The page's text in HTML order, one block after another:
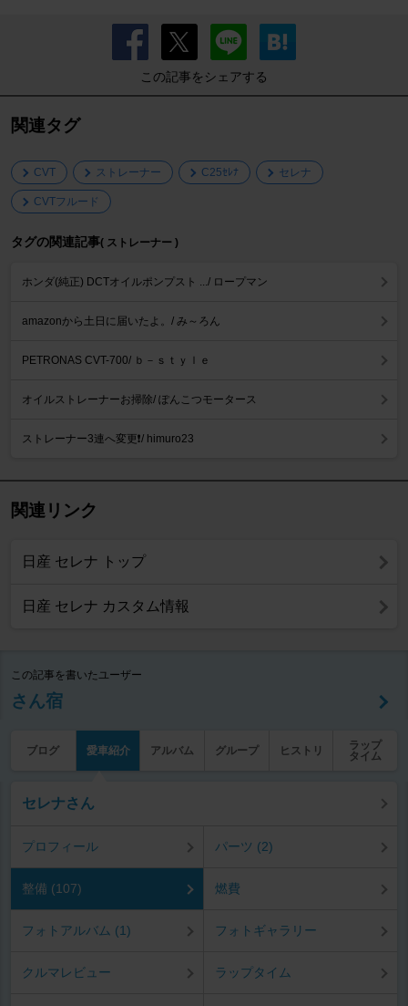
この記事をシェアする
関連タグ
CVT ストレーナー C25ｾﾚﾅ セレナ
CVTフルード
タグの関連記事( ストレーナー )
ホンダ(純正) DCTオイルポンプスト .../ ロープマン
amazonから土日に届いたよ。/ み～ろん
PETRONAS CVT-700/ ｂ－ｓｔｙｌｅ
オイルストレーナーお掃除/ ぽんこつモータース
ストレーナー3連へ変更❗️/ himuro23
関連リンク
日産 セレナ トップ
日産 セレナ カスタム情報
この記事を書いたユーザー
さん宿
ブログ 愛車紹介 アルバム グループ ヒストリ
ラップ
タイム
セレナさん
プロフィール パーツ (2)
整備 (107) 燃費
フォトアルバム (1) フォトギャラリー
クルマレビュー ラップタイム